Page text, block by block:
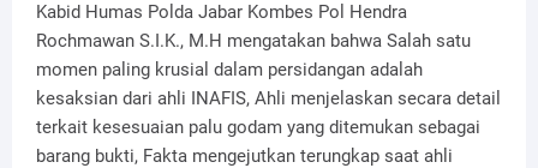
Kabid Humas Polda Jabar Kombes Pol Hendra
Rochmawan S.I.K., M.H mengatakan bahwa Salah satu
momen paling krusial dalam persidangan adalah
kesaksian dari ahli INAFIS, Ahli menjelaskan secara detail
terkait kesesuaian palu godam yang ditemukan sebagai
barang bukti, Fakta mengejutkan terungkap saat ahli